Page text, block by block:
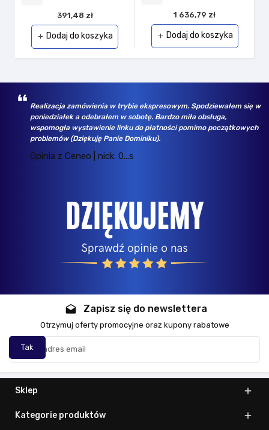
391,48 zł
add Dodaj do koszyka
1 636,79 zł
add Dodaj do koszyka
Realizacja zamówienia w trybie ekspresowym. Spodziewałem się w
poniedziałek a odebrałem w sobotę. Bardzo miła obsługa,
wspomogła wystawienie linku do płatności pomimo początkowych
problemów (Dziękuję Panie Dominiku).
Opinia z Ceneo | nick: 0...s
drafts Zapisz się do newslettera
Otrzymuj oferty promocyjne oraz kupony rabatowe
Sklep 
Kategorie produktów 